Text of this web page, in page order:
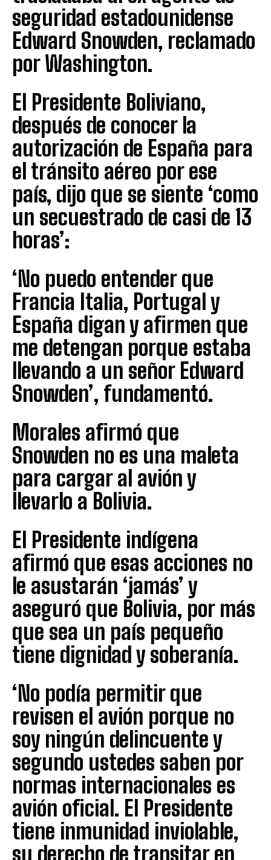
seguridad estadounidense
Edward Snowden, reclamado
por Washington.
El Presidente Boliviano,
después de conocer la
autorización de España para
el tránsito aéreo por ese
país, dijo que se siente ‘como
un secuestrado de casi de 13
horas’:
‘No puedo entender que
Francia Italia, Portugal y
España digan y afirmen que
me detengan porque estaba
llevando a un señor Edward
Snowden’, fundamentó.
Morales afirmó que
Snowden no es una maleta
para cargar al avión y
llevarlo a Bolivia.
El Presidente indígena
afirmó que esas acciones no
le asustarán ‘jamás’ y
aseguró que Bolivia, por más
que sea un país pequeño
tiene dignidad y soberanía.
‘No podía permitir que
revisen el avión porque no
soy ningún delincuente y
segundo ustedes saben por
normas internacionales es
avión oficial. El Presidente
tiene inmunidad inviolable,
su derecho de transitar en